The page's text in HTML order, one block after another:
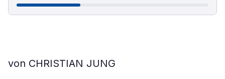
von CHRISTIAN JUNG